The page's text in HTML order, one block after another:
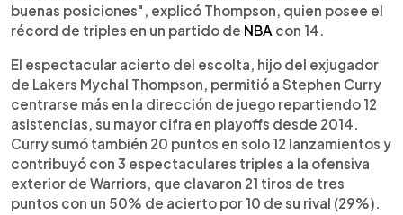
buenas posiciones", explicó Thompson, quien posee el
récord de triples en un partido de NBA con 14.
El espectacular acierto del escolta, hijo del exjugador
de Lakers Mychal Thompson, permitió a Stephen Curry
centrarse más en la dirección de juego repartiendo 12
asistencias, su mayor cifra en playoffs desde 2014.
Curry sumó también 20 puntos en solo 12 lanzamientos y
contribuyó con 3 espectaculares triples a la ofensiva
exterior de Warriors, que clavaron 21 tiros de tres
puntos con un 50% de acierto por 10 de su rival (29%).